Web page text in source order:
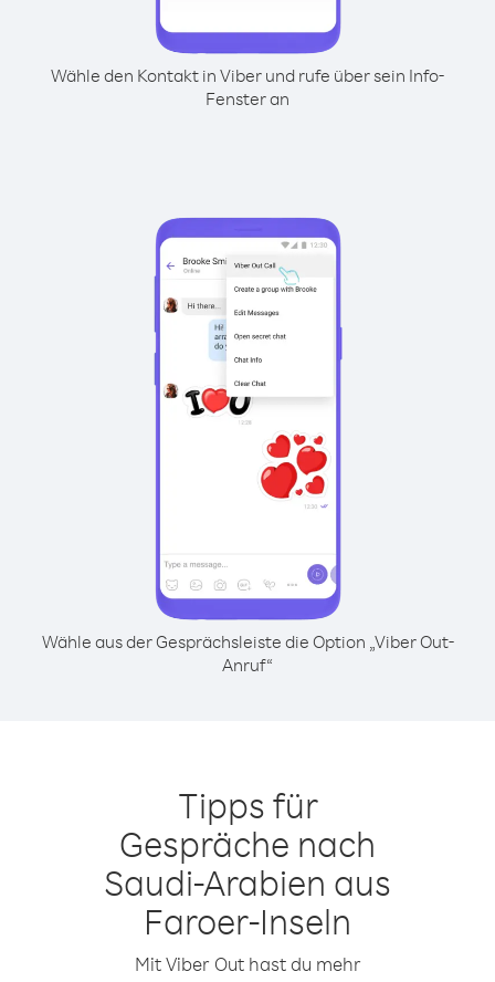
Wähle den Kontakt in Viber und rufe über sein Info-
Fenster an
Wähle aus der Gesprächsleiste die Option „Viber Out-
Anruf“
Tipps für
Gespräche nach
Saudi-Arabien aus
Faroer-Inseln
Mit Viber Out hast du mehr